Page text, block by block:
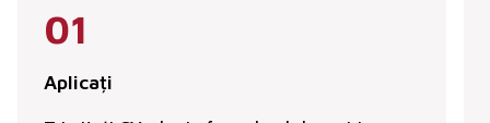
01
Aplicați